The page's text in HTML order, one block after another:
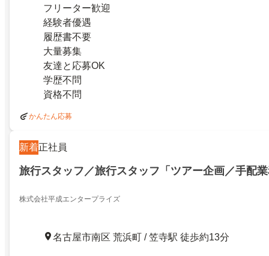
フリーター歓迎
経験者優遇
履歴書不要
大量募集
友達と応募OK
学歴不問
資格不問
かんたん応募
新着正社員
旅行スタッフ／旅行スタッフ「ツアー企画／手配
株式会社平成エンタープライズ
名古屋市南区 荒浜町 / 笠寺駅 徒歩約13分